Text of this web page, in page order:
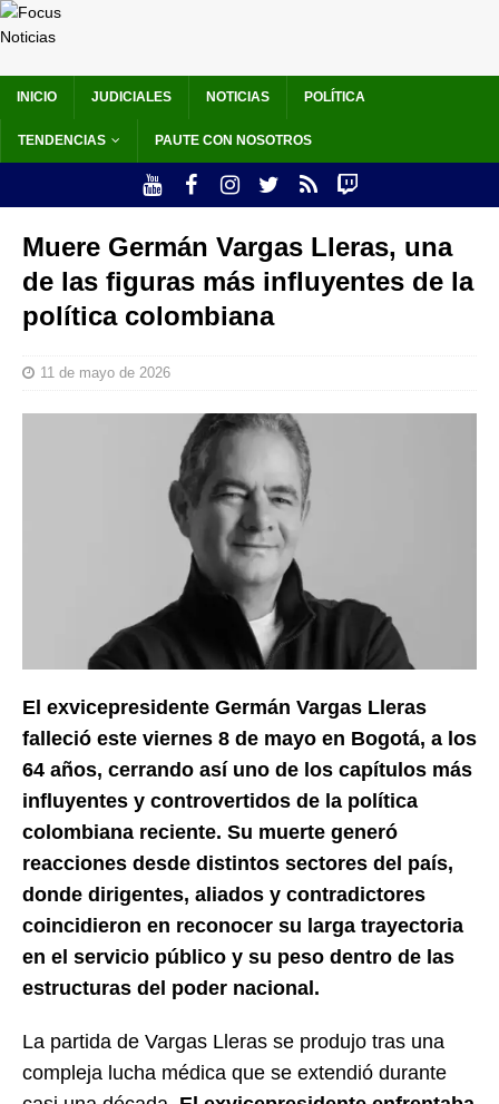
INICIO JUDICIALES NOTICIAS POLÍTICA
TENDENCIAS PAUTE CON NOSOTROS
Muere Germán Vargas Lleras, una
de las figuras más influyentes de la
política colombiana
11 de mayo de 2026
El exvicepresidente Germán Vargas Lleras
falleció este viernes 8 de mayo en Bogotá, a los
64 años, cerrando así uno de los capítulos más
influyentes y controvertidos de la política
colombiana reciente. Su muerte generó
reacciones desde distintos sectores del país,
donde dirigentes, aliados y contradictores
coincidieron en reconocer su larga trayectoria
en el servicio público y su peso dentro de las
estructuras del poder nacional.
La partida de Vargas Lleras se produjo tras una
compleja lucha médica que se extendió durante